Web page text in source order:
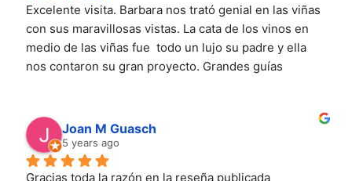
Excelente visita. Barbara nos trató genial en las viñas
con sus maravillosas vistas. La cata de los vinos en
medio de las viñas fue  todo un lujo su padre y ella
nos contaron su gran proyecto. Grandes guías
recomendamos @terresdevidalbapriorat
Joan M Guasch
5 years ago
Gracias toda la razón en la reseña publicada